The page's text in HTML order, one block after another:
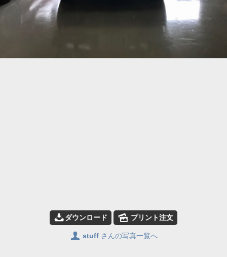
📥ダウンロード 🌄 プリント注文
👤 stuffさんの写真一覧へ